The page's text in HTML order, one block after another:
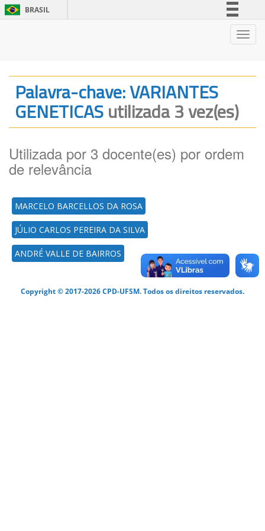
BRASIL
Legislação
Canais
Palavra-chave: VARIANTES
GENETICASutilizada 3 vez(es)
Utilizada por 3 docente(es) por ordem
de relevância
MARCELO BARCELLOS DA ROSA
JÚLIO CARLOS PEREIRA DA SILVA
ANDRÉ VALLE DE BAIRROS
Copyright © 2017-2026 CPD-UFSM. Todos os direitos reservados.